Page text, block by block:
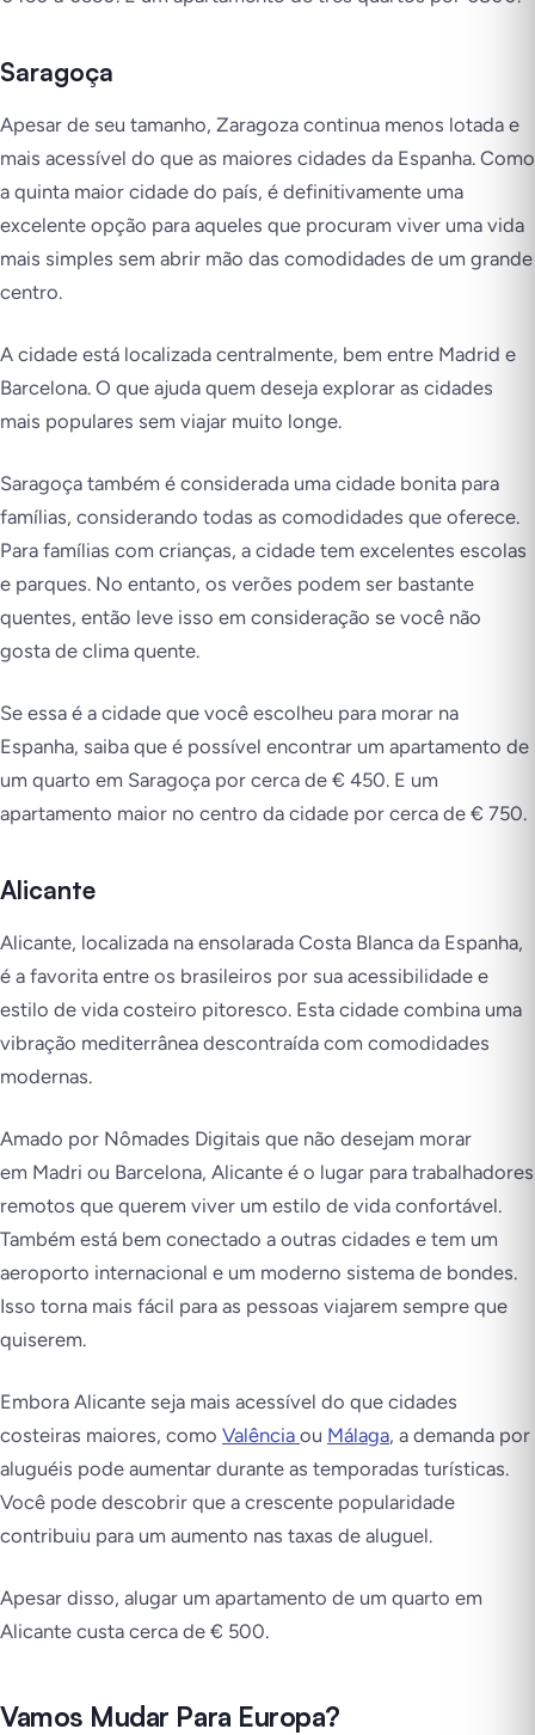
Saragoça
Apesar de seu tamanho, Zaragoza continua menos lotada e
mais acessível do que as maiores cidades da Espanha. Como
a quinta maior cidade do país, é definitivamente uma
excelente opção para aqueles que procuram viver uma vida
mais simples sem abrir mão das comodidades de um grande
centro.
A cidade está localizada centralmente, bem entre Madrid e
Barcelona. O que ajuda quem deseja explorar as cidades
mais populares sem viajar muito longe.
Saragoça também é considerada uma cidade bonita para
famílias, considerando todas as comodidades que oferece.
Para famílias com crianças, a cidade tem excelentes escolas
e parques. No entanto, os verões podem ser bastante
quentes, então leve isso em consideração se você não
gosta de clima quente.
Se essa é a cidade que você escolheu para morar na
Espanha, saiba que é possível encontrar um apartamento de
um quarto em Saragoça por cerca de € 450. E um
apartamento maior no centro da cidade por cerca de € 750.
Alicante
Alicante, localizada na ensolarada Costa Blanca da Espanha,
é a favorita entre os brasileiros por sua acessibilidade e
estilo de vida costeiro pitoresco. Esta cidade combina uma
vibração mediterrânea descontraída com comodidades
modernas.
Amado por Nômades Digitais que não desejam morar
em Madri ou Barcelona, Alicante é o lugar para trabalhadores
remotos que querem viver um estilo de vida confortável.
Também está bem conectado a outras cidades e tem um
aeroporto internacional e um moderno sistema de bondes.
Isso torna mais fácil para as pessoas viajarem sempre que
quiserem.
Embora Alicante seja mais acessível do que cidades
costeiras maiores, como Valência ou Málaga, a demanda por
aluguéis pode aumentar durante as temporadas turísticas.
Você pode descobrir que a crescente popularidade
contribuiu para um aumento nas taxas de aluguel.
Apesar disso, alugar um apartamento de um quarto em
Alicante custa cerca de € 500.
Vamos Mudar Para Europa?